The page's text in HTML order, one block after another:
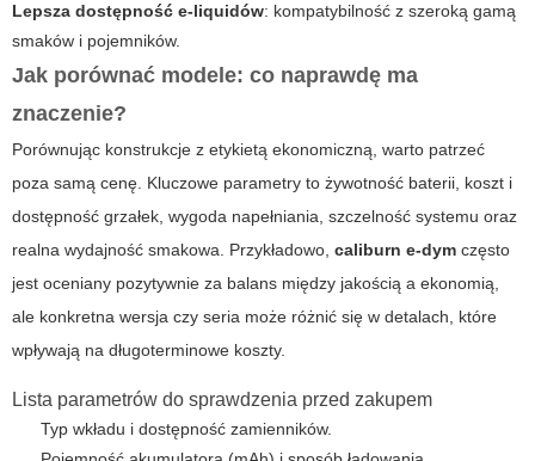
Lepsza dostępność e-liquidów: kompatybilność z szeroką gamą
smaków i pojemników.
Jak porównać modele: co naprawdę ma
znaczenie?
Porównując konstrukcje z etykietą ekonomiczną, warto patrzeć
poza samą cenę. Kluczowe parametry to żywotność baterii, koszt i
dostępność grzałek, wygoda napełniania, szczelność systemu oraz
realna wydajność smakowa. Przykładowo, caliburn e-dym często
jest oceniany pozytywnie za balans między jakością a ekonomią,
ale konkretna wersja czy seria może różnić się w detalach, które
wpływają na długoterminowe koszty.
Lista parametrów do sprawdzenia przed zakupem
Typ wkładu i dostępność zamienników.